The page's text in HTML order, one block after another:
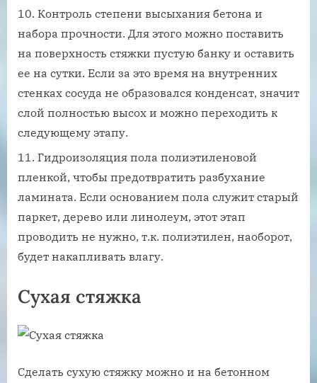
Контроль степени высыхания бетона и
набора прочности. Для этого можно поставить
на поверхность стяжки пустую банку и оставить
ее на сутки. Если за это время на внутренних
стенках сосуда не образовался конденсат, значит
слой полностью высох и можно переходить к
следующему этапу.
Гидроизоляция пола полиэтиленовой
пленкой, чтобы предотвратить разбухание
ламината. Если основанием пола служит старый
паркет, дерево или линолеум, этот этап
проводить не нужно, т.к. полиэтилен, наоборот,
будет накапливать влагу.
Сухая стяжка
Сделать сухую стяжку можно и на бетонном